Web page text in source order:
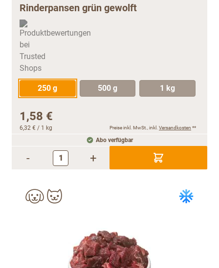
Rinderpansen grün gewolft
250 g 500 g 1 kg
1,58 €
6,32 € / 1 kg Preise inkl. MwSt., inkl. Versandkosten **
Abo verfügbar
- +